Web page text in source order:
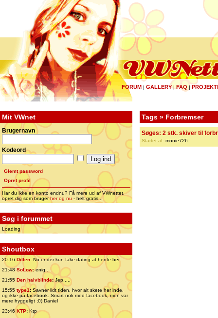
FORUM | GALLERY|FAQ |
Mit VWnet
Brugernavn
Kodeord
Glemt password
Opret profil
Har du ikke en konto endnu? Få mere ud af VWnettet,
opret dig som brugerher og nu - helt gratis...
Søg i forummet
Loading
Shoutbox
20:16 Dillen: Nu er der kun fake-dating at hente her.
21:48 SoLow:enig..
21:55 Den halvblinde:Jep.....
15:55 type1:Savner lidt tiden, hvor alt skete her inde,
og ikke på facebook. Smart nok med facebook, men var
mere hyggeligt ;0) Daniel
23:46 KTP:Ktp
Tags » Forbremser
Søges: 2 stk. skiver til
Startet af: monie726